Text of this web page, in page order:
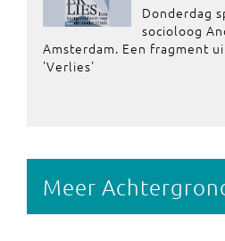
Donderdag
socioloog
Amsterdam. Een fragment
'Verlies'
Meer